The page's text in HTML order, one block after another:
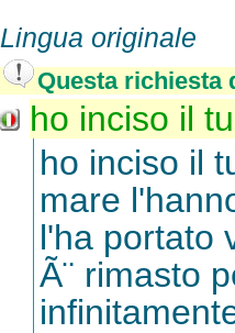
Lingua originale
Questa richiesta
ho inciso il
ho inciso il
mare
l'ha portato
Ã¨ rimasto